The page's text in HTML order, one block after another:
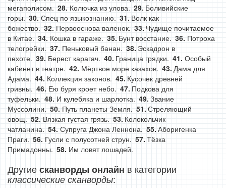
мегаполисом.
Колючка из улова.
Боливийские
горы.
Спец по языкознанию.
Волк как
божество.
Первооснова валенок.
Чудище почитаемое
в Китае.
Кошка в гараже. Бунт восстание.
Потроха
телогрейки.
Пеньковый банан.
Эскадрон в
пехоте.
Берест карагач. Граница грядки.
Особый
кабинет в театре.
Мёртвое море казахов.
Дама для
Адама.
Коллекция законов.
Кусочек древней
гривны.
Ею буря кроет небо.
Подкова для
туфельки.
И кулебяка и шарлотка.
Звание
Муссолини.
Путь планеты Земля.
Стреляющий
овощ.
Вязкая густая грязь.
Колокольчик
чатланина.
Супруга Джона Леннона.
Аборигенка
Праги.
Гусли с полусотней струн.
Тёзка
Примадонны.
Им ловят лошадей.
Другиесканворды онлайн в категории
классические сканворды: